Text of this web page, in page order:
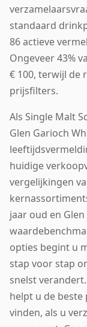
standaard
86 actieve
Ongeveer 43%
€ 100, terwijl de
prijsfilters.
Als Single Malt
Glen Garioch
huidige
vergelijkingen
jaar oud en
opties begint u
stap voor stap
snelst
helpt u de beste
vinden, als u